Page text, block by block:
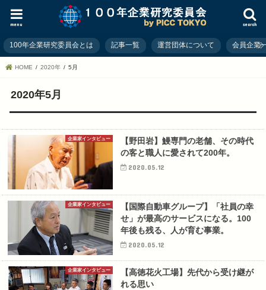
search
menu
100年企業研究委員会とは 記事一覧 運営団体について 会員企業
HOME 2020年 5月
2020年5月
企業家インタビュー
【野田岩】鰻専門の老舗、その時代
の客と職人に愛されて200年。
2020.05.12
企業家インタビュー
【国際自動車グループ】「社員の幸
せ」が最高のサービスになる。100
年後も残る、人が育む事業。
2020.05.12
企業家インタビュー
【高徳花火工場】先代から受け継が
れる思い